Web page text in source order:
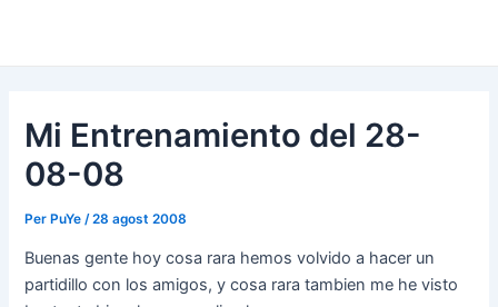
Mi Entrenamiento del 28-
08-08
Per PuYe/28 agost 2008
Buenas gente hoy cosa rara hemos volvido a hacer un
partidillo con los amigos, y cosa rara tambien me he visto